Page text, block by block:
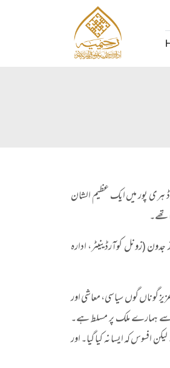
بروزمنگل سبحان مارکی ہال جی ٹی روڈ ہری پور میں ایک عظیم الشان
تھے۔
(زونل کوآرڈینیٹر، ادارہ
گوناں گوں سیاسی، معاشی اور
بنیادی سبب نو آبادیاتی دور کا وہ استحصالی ظالمانہ نظام ہے جو بدقسمتی سے گزشتہ 76 سالوں سے ہمارے ملک پر مسلط ہے۔
کہ ایسا نہ کیا گیا۔ اور